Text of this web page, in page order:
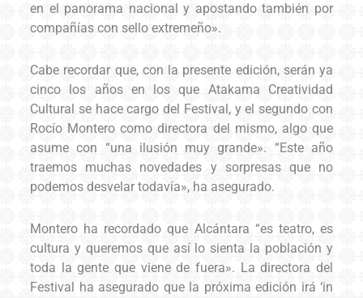
en el panorama nacional y apostando también por
compañías con sello extremeño».
Cabe recordar que, con la presente edición, serán ya
cinco los años en los que Atakama Creatividad
Cultural se hace cargo del Festival, y el segundo con
Rocío Montero como directora del mismo, algo que
asume con “una ilusión muy grande». “Este año
traemos muchas novedades y sorpresas que no
podemos desvelar todavía», ha asegurado.
Montero ha recordado que Alcántara “es teatro, es
cultura y queremos que así lo sienta la población y
toda la gente que viene de fuera». La directora del
Festival ha asegurado que la próxima edición irá ‘in